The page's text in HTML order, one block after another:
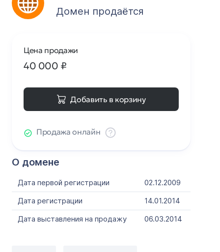
Домен продаётся
О домене
Дата первой регистрации
02.12.2009
Дата регистрации
14.01.2014
Дата выставления на продажу
06.03.2014
Цена продажи
40 000 ₽
Добавить в корзину
Продажа онлайн